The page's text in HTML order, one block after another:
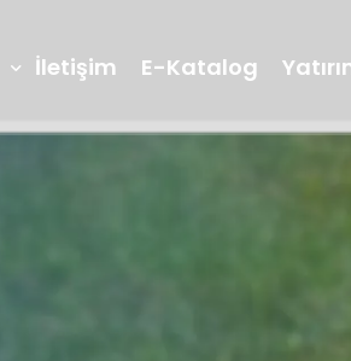
Marmelatlar
İletişim E-Katalog